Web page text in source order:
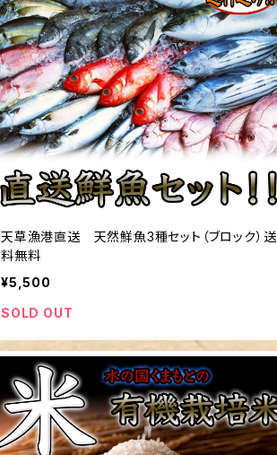
天草漁港直送 天然鮮魚3種セット（ブロック）送
料無料
¥5,500
SOLD OUT